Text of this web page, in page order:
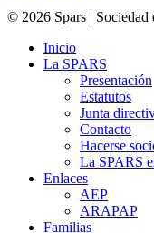
© 2026 Spars |
Inicio
La SPARS
Presentación
Estatutos
Junta
Contacto
Hacerse
La SPARS
Enlaces
AEP
ARAPAP
Familias